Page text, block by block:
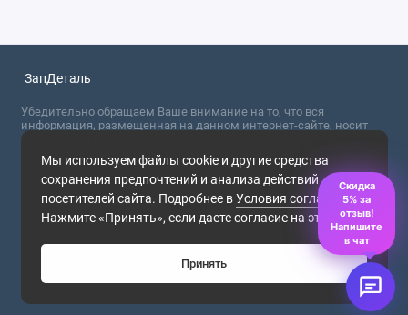
Мы используем файлы cookie и другие средства
сохранения предпочтений и анализа действий
посетителей сайта. Подробнее вУсловия соглашения.
Нажмите «Принять», если даете согласие на это.
Принять
ЗапДеталь
Убедительно обращаем Ваше внимание на то, что вся
информация, размещенная на данном интернет-сайте, носит
сугубо информационный характер и не являются публичной
офертой, определяемой положениями Статьи 437 (2) ГК РФ. Для
получения точной информации о стоимости товаров,
пожалуйста, обращайтесь в ближайший офис продаж.
2026
Скидка
5% за
отзыв!
Напишите
в чат